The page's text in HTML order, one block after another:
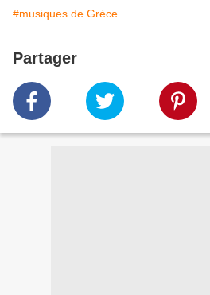
#musiques de Grèce
Partager